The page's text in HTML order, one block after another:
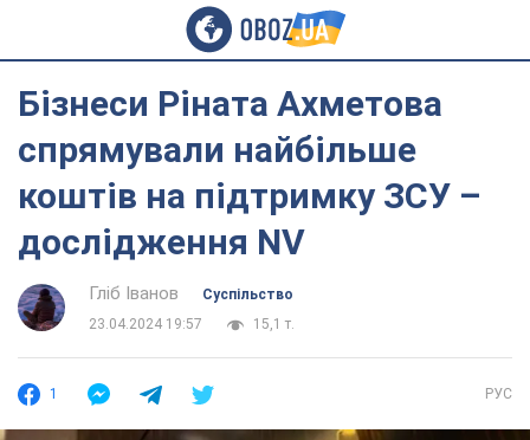
Бізнеси Ріната Ахметова
спрямували найбільше
коштів на підтримку ЗСУ –
дослідження NV
Гліб Іванов
Суспільство
23.04.2024 19:57
15,1 т.
1 РУС